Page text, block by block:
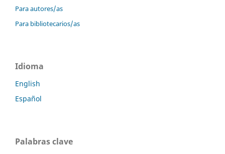
Para autores/as
Para bibliotecarios/as
Idioma
English
Español
Palabras clave